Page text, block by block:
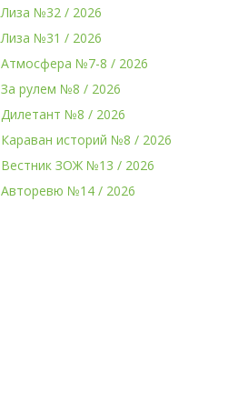
Лиза №32 / 2026
Лиза №31 / 2026
Атмосфера №7-8 / 2026
За рулем №8 / 2026
Дилетант №8 / 2026
Караван историй №8 / 2026
Вестник ЗОЖ №13 / 2026
Авторевю №14 / 2026